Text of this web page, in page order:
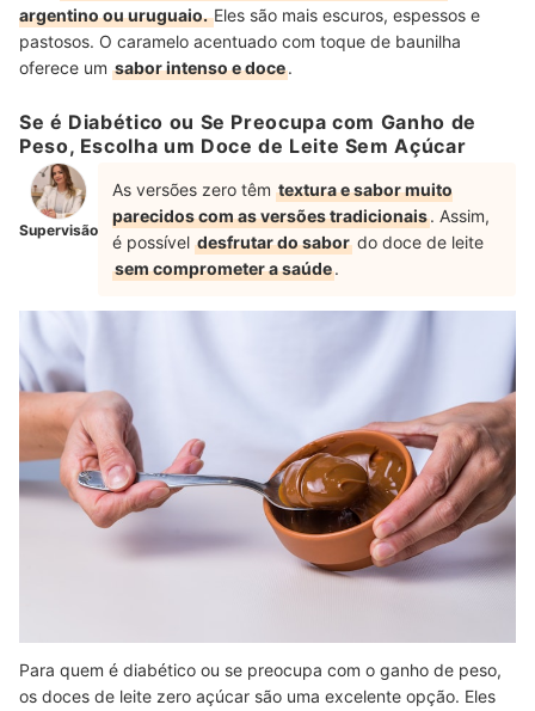
argentino ou uruguaio.Eles são mais escuros, espessos e
pastosos. O caramelo acentuado com toque de baunilha
oferece um sabor intenso e doce.
Se é Diabético ou Se Preocupa com Ganho de
Peso, Escolha um Doce de Leite Sem Açúcar
Supervisão
As versões zero têm textura e sabor muito
parecidos com as versões tradicionais. Assim,
é possível desfrutar do sabor do doce de leite
sem comprometer a saúde.
Para quem é diabético ou se preocupa com o ganho de peso,
os doces de leite zero açúcar são uma excelente opção. Eles